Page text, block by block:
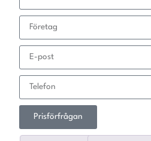
Prisförfrågan